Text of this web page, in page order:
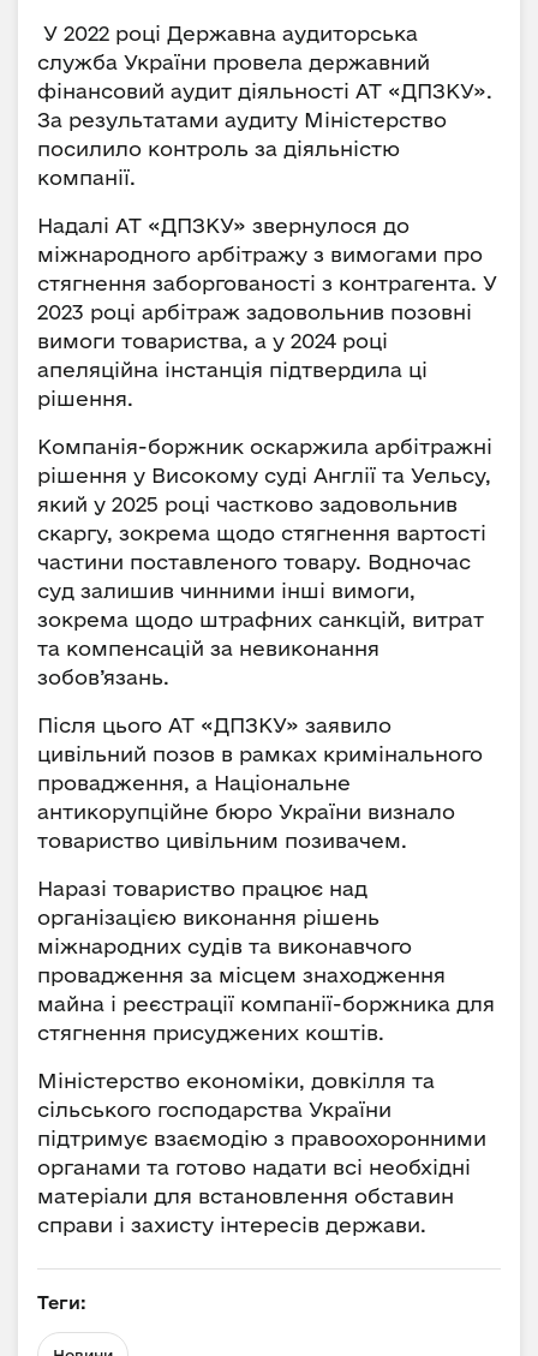
У 2022 році Державна аудиторська
служба України провела державний
фінансовий аудит діяльності АТ «ДПЗКУ».
За результатами аудиту Міністерство
посилило контроль за діяльністю
компанії.
Надалі АТ «ДПЗКУ» звернулося до
міжнародного арбітражу з вимогами про
стягнення заборгованості з контрагента. У
2023 році арбітраж задовольнив позовні
вимоги товариства, а у 2024 році
апеляційна інстанція підтвердила ці
рішення.
Компанія-боржник оскаржила арбітражні
рішення у Високому суді Англії та Уельсу,
який у 2025 році частково задовольнив
скаргу, зокрема щодо стягнення вартості
частини поставленого товару. Водночас
суд залишив чинними інші вимоги,
зокрема щодо штрафних санкцій, витрат
та компенсацій за невиконання
зобов’язань.
Після цього АТ «ДПЗКУ» заявило
цивільний позов в рамках кримінального
провадження, а Національне
антикорупційне бюро України визнало
товариство цивільним позивачем.
Наразі товариство працює над
організацією виконання рішень
міжнародних судів та виконавчого
провадження за місцем знаходження
майна і реєстрації компанії-боржника для
стягнення присуджених коштів.
Міністерство економіки, довкілля та
сільського господарства України
підтримує взаємодію з правоохоронними
органами та готово надати всі необхідні
матеріали для встановлення обставин
справи і захисту інтересів держави.
Теги: